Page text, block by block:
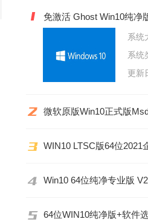
免激活 Ghost Win10纯净
V1910_18362.387
系统
系统
更新
微软原版Win10正式版
WIN10 LTSC版64位2021
Win10 64位纯净专业版
64位WIN10纯净版+软件